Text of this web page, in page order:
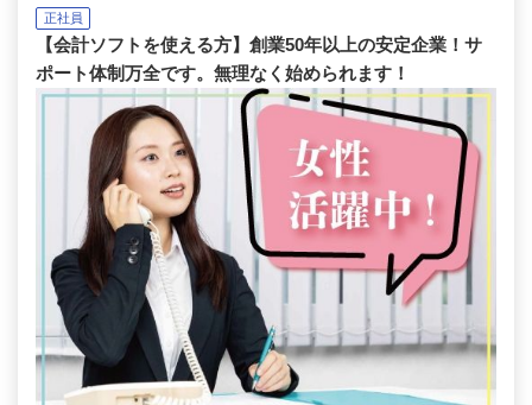
正社員
【会計ソフトを使える方】創業50年以上の安定企業！サ
ポート体制万全です。無理なく始められます！